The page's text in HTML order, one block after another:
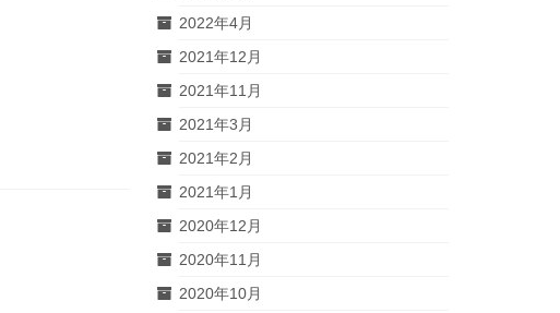
2022年4月
2021年12月
2021年11月
2021年3月
2021年2月
2021年1月
2020年12月
2020年11月
2020年10月